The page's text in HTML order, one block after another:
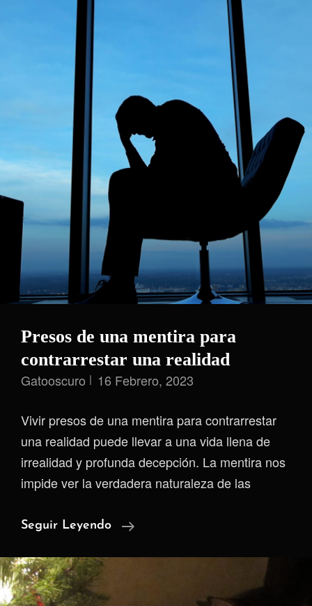
Presos de una mentira para
contrarrestar una realidad
Gatooscuro 16 Febrero, 2023
Vivir presos de una mentira para contrarrestar
una realidad puede llevar a una vida llena de
irrealidad y profunda decepción. La mentira nos
impide ver la verdadera naturaleza de las
Seguir Leyendo
Presos